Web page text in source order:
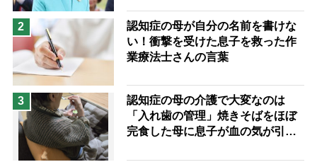
予防法
2
認知症の母が自分の名前を書けな
い！衝撃を受けた息子を救った作
業療法士さんの言葉
3
認知症の母の介護で大変なのは
「入れ歯の管理」焼きそばをほぼ
完食した母に息子が血の気が引い